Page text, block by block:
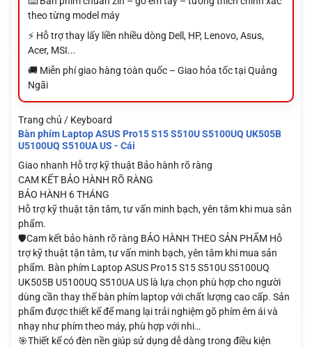
theo từng model máy
⚡ Hỗ trợ thay lấy liền nhiều dòng Dell, HP, Lenovo, Asus,
Acer, MSI...
🚚 Miễn phí giao hàng toàn quốc – Giao hỏa tốc tại Quảng
Ngãi
Trang chủ / Keyboard
Bàn phím Laptop ASUS Pro15 S15 S510U S5100UQ UK505B
U5100UQ S510UA US - Cái
Giao nhanh Hỗ trợ kỹ thuật Bảo hành rõ ràng
CAM KẾT BẢO HÀNH RÕ RÀNG
BẢO HÀNH 6 THÁNG
Hỗ trợ kỹ thuật tận tâm, tư vấn minh bạch, yên tâm khi mua sản
phẩm.
🛡️Cam kết bảo hành rõ ràng BẢO HÀNH THEO SẢN PHẨM Hỗ
trợ kỹ thuật tận tâm, tư vấn minh bạch, yên tâm khi mua sản
phẩm. Bàn phím Laptop ASUS Pro15 S15 S510U S5100UQ
UK505B U5100UQ S510UA US là lựa chọn phù hợp cho người
dùng cần thay thế bàn phím laptop với chất lượng cao cấp. Sản
phẩm được thiết kế để mang lại trải nghiệm gõ phím êm ái và
nhạy như phím theo máy, phù hợp với nhi…
🎯Thiết kế có đèn nền giúp sử dụng dễ dàng trong điều kiện